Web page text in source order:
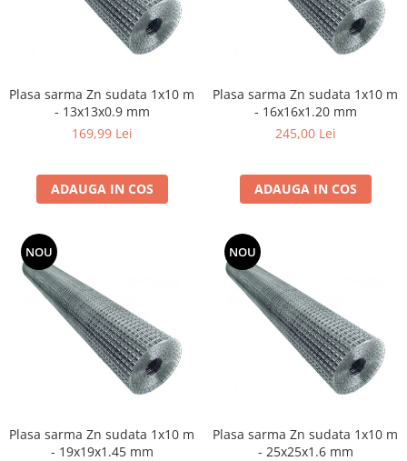
Fierastrau electric
Fierastrau pendular vertical
Polizor unghiular
Telemetru
Nivela laser
Freze electrice
Aparate de sudură tevi PVC
Pistoale cu aer cald
Mașini electrice de șlefuit / polișat
Mixer electric
Polizor de banc
Masini de gaurit
Masini de debitat metal
Cosuri si pubele
Plasa sarma Zn sudata 1x10 m
- 13x13x0.9 mm
169,99 Lei
ADAUGA IN COS
Plasa sarma Zn sudata 1x10 m
- 16x16x1.20 mm
245,00 Lei
ADAUGA IN COS
NOU
Plasa sarma Zn sudata 1x10 m
- 19x19x1.45 mm
NOU
Plasa sarma Zn sudata 1x10 m
- 25x25x1.6 mm